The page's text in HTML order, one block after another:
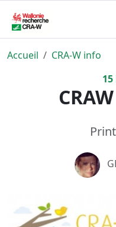
Accueil
CRA-W info
15